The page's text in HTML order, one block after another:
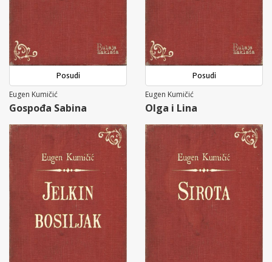
Posudi
Eugen Kumičić
Gospođa Sabina
Posudi
Eugen Kumičić
Olga i Lina